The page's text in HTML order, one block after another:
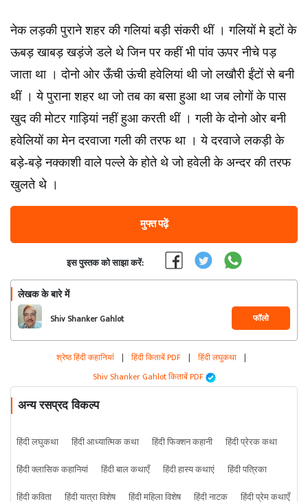
नेक लड़की पुराने शहर की गलियां बड़ी संकरी थीं । गलियों मे इटों के
ऊबड़ खाबड़ खड़ंजे डले थे जिन पर कहीं भी पांव ऊपर नीचे पड़
जाता था । दोनो ओर ऊँची ऊंची हवेलियां थी जो लखौरी ईंटों से बनी
थीं । ये पुराना शहर था जो तब का बसा हुआ था जब लोगों के पास
खुद की मोटर गाड़ियां नहीं हुआ करती थीं । गली के दोनो ओर बनी
हवेलियों का मेन दरवाजा गली की तरफ था । ये दरवाजे लकड़ी के
बड़े-बड़े नक्काशी वाले पल्ले के होते थे जो हवेली के अन्दर की तरफ
खुलते थे ।
मुफ्त पढ़ें
इस पुस्तक को साझा करें:
लेखक के बारे में
Shiv Shanker Gahlot फॉलो
श्रेष्ठ हिंदी कहानियां | हिंदी किताबें PDF | हिंदी लघुकथा |
Shiv Shanker Gahlot किताबें PDF
अन्य रसप्रद विकल्प
हिंदी लघुकथा हिंदी आध्यात्मिक कथा हिंदी फिक्शन कहानी
हिंदी प्रेरक कथा
हिंदी क्लासिक कहानियां
हिंदी बाल कथाएँ हिंदी हास्य कथाएं
हिंदी पत्रिका
हिंदी कविता
हिंदी यात्रा विशेष हिंदी महिला विशेष हिंदी नाटक हिंदी प्रेम कथाएँ